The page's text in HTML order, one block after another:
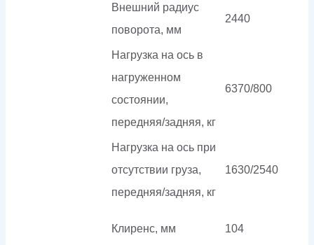
Внешний радиус
поворота, мм
2440
Нагрузка на ось в
нагруженном
состоянии,
передняя/задняя, кг
6370/800
Нагрузка на ось при
отсутствии груза,
передняя/задняя, кг
1630/2540
Клиренс, мм 104